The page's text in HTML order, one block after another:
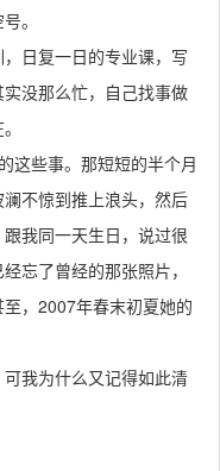
。
日复一日的专业课，写
没那么忙，自己找事做
这些事。那短短的半个月
不惊到推上浪头，然后
我同一天生日，说过很
忘了曾经的那张照片，
，2007年春末初夏她的
我为什么又记得如此清